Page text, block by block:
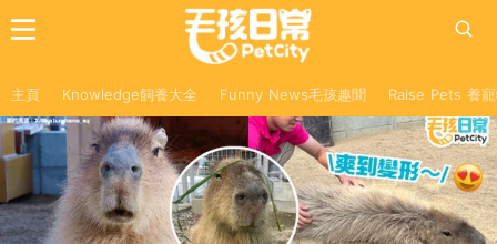
主頁 Knowledge飼養大全 Funny News毛孩趣聞 Raise Pets 養